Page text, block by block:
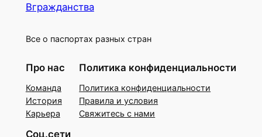
Вгражданства
Все о паспортах разных стран
Про нас
Команда
История
Карьера
Политика конфиденциальности
Политика конфиденциальности
Правила и условия
Свяжитесь с нами
Соц.сети